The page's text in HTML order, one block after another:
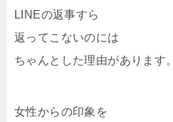
LINEの返事すら
返ってこないのには
ちゃんとした理由があります。
女性からの印象を